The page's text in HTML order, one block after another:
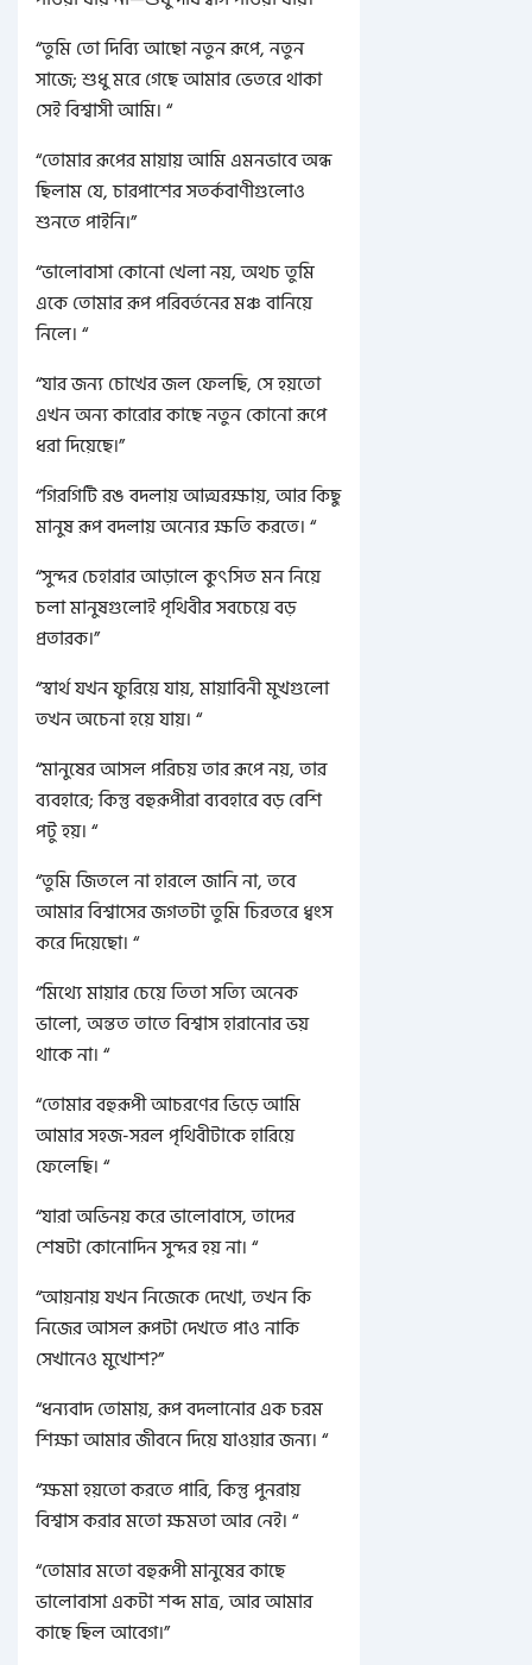
“তুমি তো দিব্যি আছো নতুন রূপে, নতুন
সাজে; শুধু মরে গেছে আমার ভেতরে থাকা
সেই বিশ্বাসী আমি। “
“তোমার রূপের মায়ায় আমি এমনভাবে অন্ধ
ছিলাম যে, চারপাশের সতর্কবাণীগুলোও
শুনতে পাইনি।”
“ভালোবাসা কোনো খেলা নয়, অথচ তুমি
একে তোমার রূপ পরিবর্তনের মঞ্চ বানিয়ে
নিলে। “
“যার জন্য চোখের জল ফেলছি, সে হয়তো
এখন অন্য কারোর কাছে নতুন কোনো রূপে
ধরা দিয়েছে।”
“গিরগিটি রঙ বদলায় আত্মরক্ষায়, আর কিছু
মানুষ রূপ বদলায় অন্যের ক্ষতি করতে। “
“সুন্দর চেহারার আড়ালে কুৎসিত মন নিয়ে
চলা মানুষগুলোই পৃথিবীর সবচেয়ে বড়
প্রতারক।”
“স্বার্থ যখন ফুরিয়ে যায়, মায়াবিনী মুখগুলো
তখন অচেনা হয়ে যায়। “
“মানুষের আসল পরিচয় তার রূপে নয়, তার
ব্যবহারে; কিন্তু বহুরূপীরা ব্যবহারে বড় বেশি
পটু হয়। “
“তুমি জিতলে না হারলে জানি না, তবে
আমার বিশ্বাসের জগতটা তুমি চিরতরে ধ্বংস
করে দিয়েছো। “
“মিথ্যে মায়ার চেয়ে তিতা সত্যি অনেক
ভালো, অন্তত তাতে বিশ্বাস হারানোর ভয়
থাকে না। “
“তোমার বহুরূপী আচরণের ভিড়ে আমি
আমার সহজ-সরল পৃথিবীটাকে হারিয়ে
ফেলেছি। “
“যারা অভিনয় করে ভালোবাসে, তাদের
শেষটা কোনোদিন সুন্দর হয় না। “
“আয়নায় যখন নিজেকে দেখো, তখন কি
নিজের আসল রূপটা দেখতে পাও নাকি
সেখানেও মুখোশ?”
“ধন্যবাদ তোমায়, রূপ বদলানোর এক চরম
শিক্ষা আমার জীবনে দিয়ে যাওয়ার জন্য। “
“ক্ষমা হয়তো করতে পারি, কিন্তু পুনরায়
বিশ্বাস করার মতো ক্ষমতা আর নেই। “
“তোমার মতো বহুরূপী মানুষের কাছে
ভালোবাসা একটা শব্দ মাত্র, আর আমার
কাছে ছিল আবেগ।”